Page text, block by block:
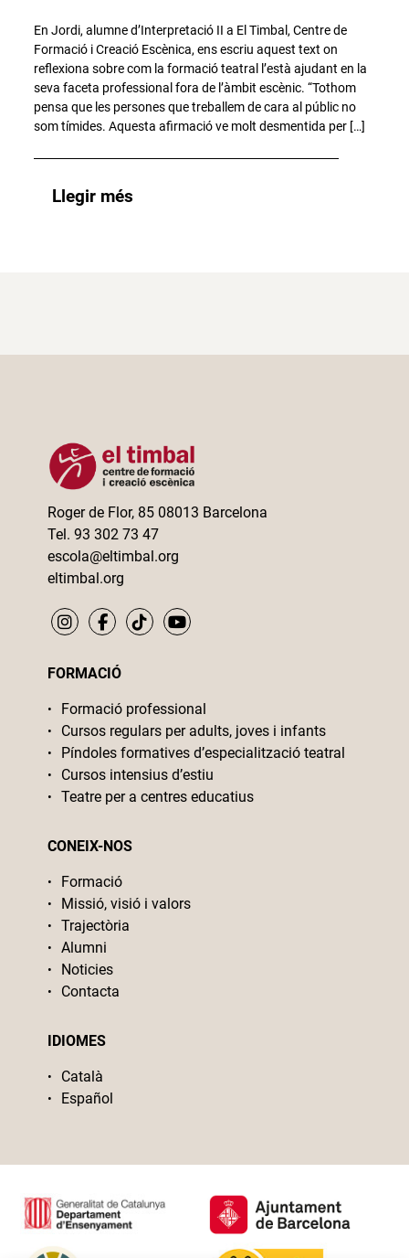
En Jordi, alumne d’Interpretació II a El Timbal, Centre de
Formació i Creació Escènica, ens escriu aquest text on
reflexiona sobre com la formació teatral l’està ajudant en la
seva faceta professional fora de l’àmbit escènic. “Tothom
pensa que les persones que treballem de cara al públic no
som tímides. Aquesta afirmació ve molt desmentida per […]
Llegir més
Roger de Flor, 85 08013 Barcelona
Tel. 93 302 73 47
escola@eltimbal.org
eltimbal.org
FORMACIÓ
Formació professional
Cursos regulars per adults, joves i infants
Píndoles formatives d’especialització teatral
Cursos intensius d’estiu
Teatre per a centres educatius
CONEIX-NOS
Formació
Missió, visió i valors
Trajectòria
Alumni
Noticies
Contacta
IDIOMES
Català
Español